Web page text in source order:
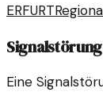
ERFURT
Eine